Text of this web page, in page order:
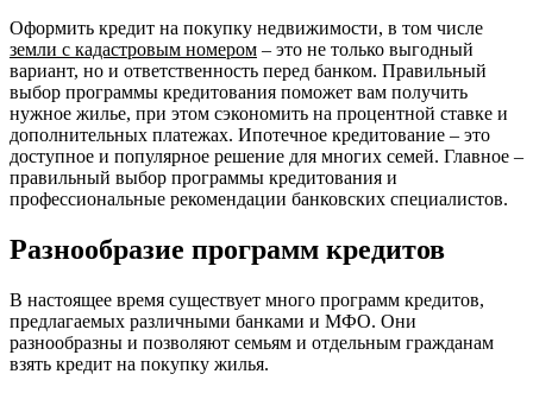
Оформить кредит на покупку недвижимости, в том числе
земли с кадастровым номером – это не только выгодный
вариант, но и ответственность перед банком. Правильный
выбор программы кредитования поможет вам получить
нужное жилье, при этом сэкономить на процентной ставке и
дополнительных платежах. Ипотечное кредитование – это
доступное и популярное решение для многих семей. Главное –
правильный выбор программы кредитования и
профессиональные рекомендации банковских специалистов.
Разнообразие программ кредитов
В настоящее время существует много программ кредитов,
предлагаемых различными банками и МФО. Они
разнообразны и позволяют семьям и отдельным гражданам
взять кредит на покупку жилья.